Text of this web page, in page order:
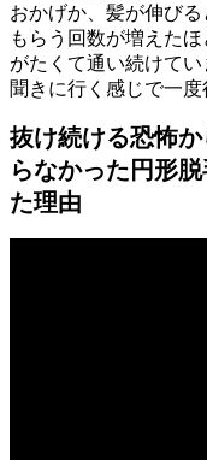
おかげか、髪が伸び
もらう回数が増えた
がたくて通い続けて
聞きに行く感じで一度
抜け続ける恐怖
らなかった円形
た理由